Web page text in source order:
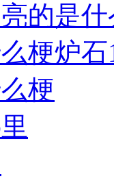
的是什
梗炉石
梗